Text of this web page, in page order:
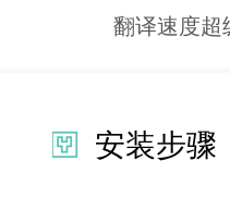
翻译速度超
安装步骤